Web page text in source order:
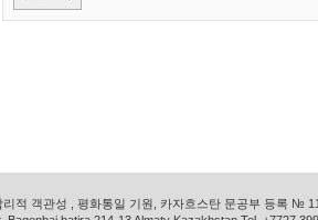
리적 객관성 , 평화통일 기원, 카자흐스탄 문공부 등록 №